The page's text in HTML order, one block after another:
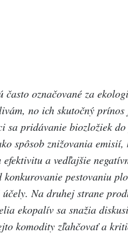
často označované za
no ich skutočný
sa pridávanie biozložiek
spôsob znižovania
a vedľajšie
pestovaniu
Na druhej strane
ekopalív sa snažia
komodity zľahčovať a